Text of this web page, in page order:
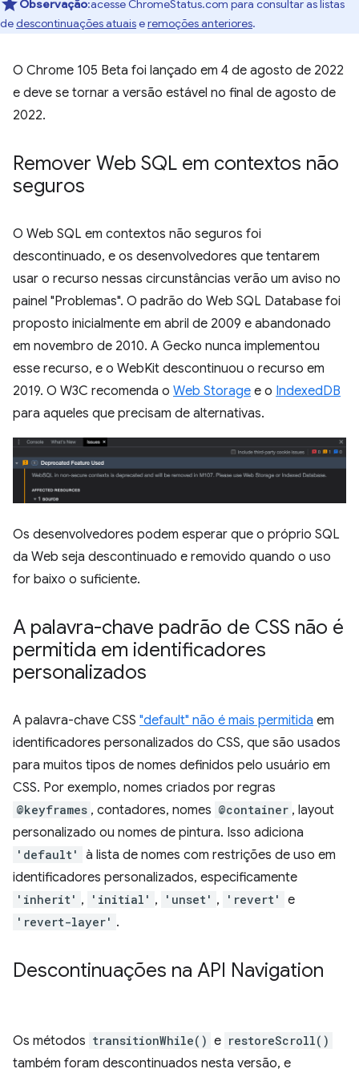
Observação:acesse ChromeStatus.com para consultar as listas
dedescontinuações atuaiseremoções anteriores.
O Chrome 105 Beta foi lançado em 4 de agosto de 2022
e deve se tornar a versão estável no final de agosto de
2022.
Remover Web SQL em contextos não
seguros
O Web SQL em contextos não seguros foi
descontinuado, e os desenvolvedores que tentarem
usar o recurso nessas circunstâncias verão um aviso no
painel "Problemas". O padrão do Web SQL Database foi
proposto inicialmente em abril de 2009 e abandonado
em novembro de 2010. A Gecko nunca implementou
esse recurso, e o WebKit descontinuou o recurso em
2019. O W3C recomenda o Web Storage e o IndexedDB
para aqueles que precisam de alternativas.
Os desenvolvedores podem esperar que o próprio SQL
da Web seja descontinuado e removido quando o uso
for baixo o suficiente.
A palavra-chave padrão de CSS não é
permitida em identificadores
personalizados
A palavra-chave CSS "default" não é mais permitida em
identificadores personalizados do CSS, que são usados
para muitos tipos de nomes definidos pelo usuário em
CSS. Por exemplo, nomes criados por regras
@keyframes , contadores, nomes @container , layout
personalizado ou nomes de pintura. Isso adiciona
'default'
à lista de nomes com restrições de uso em
identificadores personalizados, especificamente
'inherit' , 'initial' , 'unset' , 'revert' e
'revert-layer' .
Descontinuações na API Navigation
Os métodos transitionWhile() e restoreScroll()
também foram descontinuados nesta versão, e